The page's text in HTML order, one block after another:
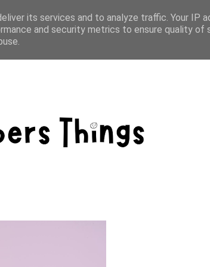
its services and to analyze traffic. Your IP
and security metrics to ensure quality of